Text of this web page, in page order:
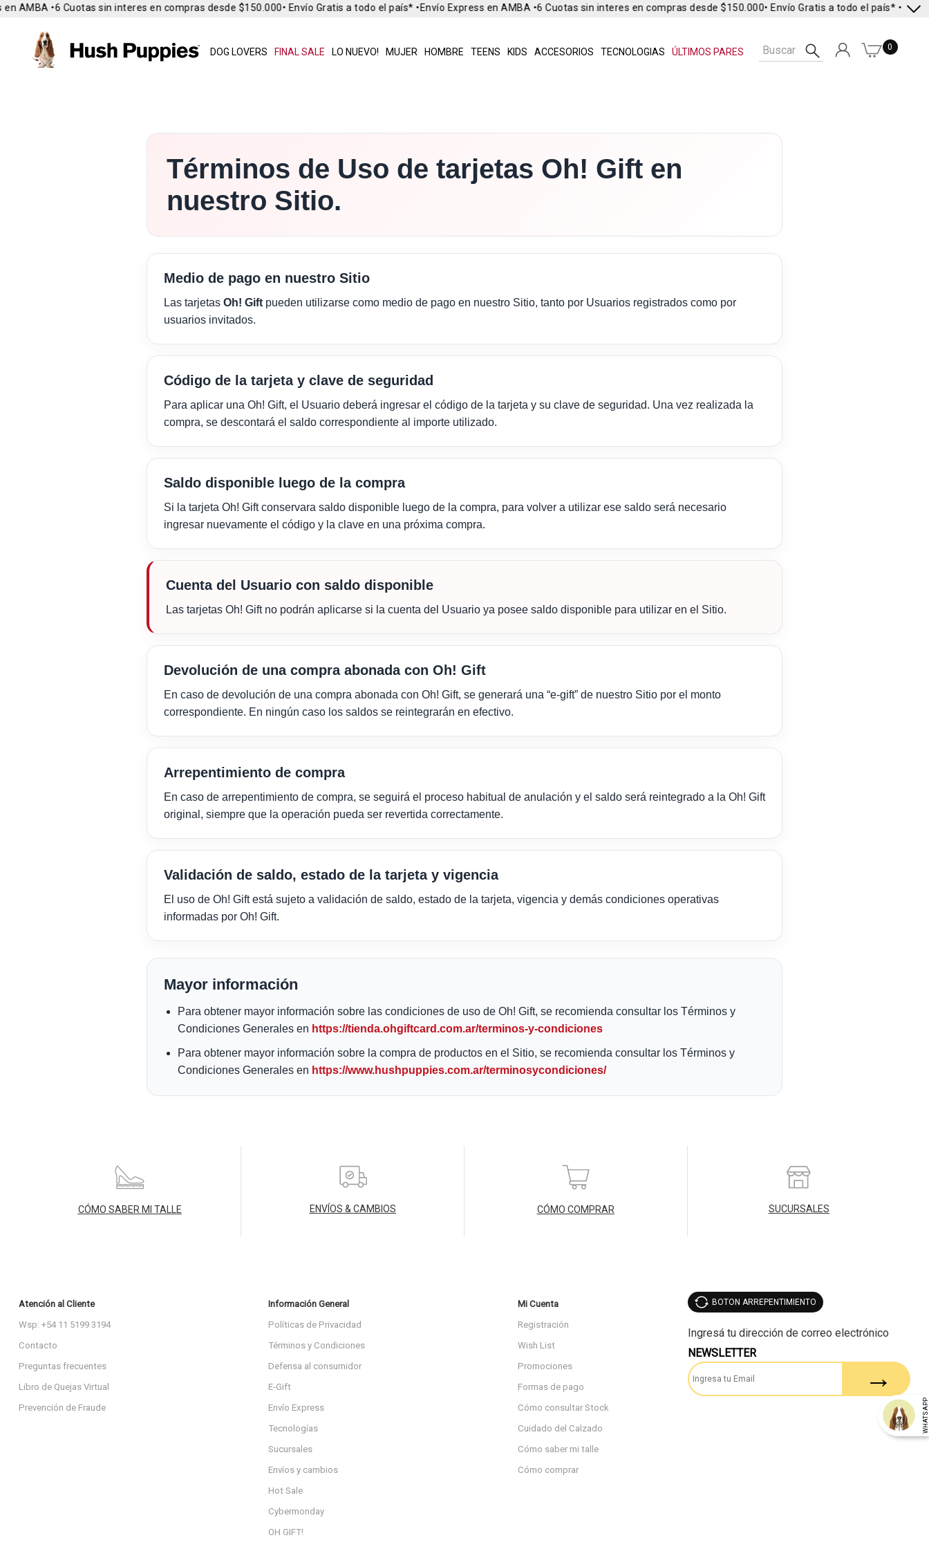
DOG LOVERS FINAL SALE LO NUEVO! MUJER HOMBRE TEENS KIDS ACCESORIOS TECNOLOGIAS ÚLTIMOS PARES
AMBA •6 Cuotas sin interes en compras desde $150.000• Envío Gratis a todo el país* •Envío Express en AMBA •6 Cuotas sin interes en compras desde $150.000• Envío Gratis a todo el país* •Envío
0
CÓMO SABER MI TALLE ENVÍOS & CAMBIOS CÓMO COMPRAR SUCURSALES
Atención al Cliente
Wsp: +54 11 5199 3194
Contacto
Preguntas frecuentes
Libro de Quejas Virtual
Prevención de Fraude
Información General
Políticas de Privacidad
Términos y Condiciones
Defensa al consumidor
E-Gift
Envío Express
Tecnologías
Sucursales
Envíos y cambios
Hot Sale
Cybermonday
OH GIFT!
Mi Cuenta
Registración
Wish List
Promociones
Formas de pago
Cómo consultar Stock
Cuidado del Calzado
Cómo saber mi talle
Cómo comprar
WHATSAPP
BOTON ARREPENTIMIENTO
NEWSLETTER